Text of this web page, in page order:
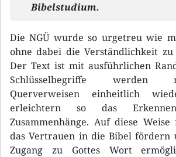
Bibelstudium.
Die NGÜ wurde so urgetreu wie
ohne dabei die Verständlichkeit zu
Der Text ist mit ausführlichen
Schlüsselbegriffe
Querverweisen einheitlich
erleichtern so das
Zusammenhänge. Auf diese
das Vertrauen in die Bibel fördern
Zugang zu Gottes Wort